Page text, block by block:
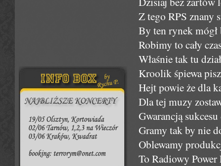
Z tego RPS znany
By ten rynek
Robimy to cały
Właśnie tak tu
Kroolik śpiewa
Hejt powie że dla
Dla tej muzy
Gwarancją
Gramy tak by nie
Oblewamy
To Radiowy